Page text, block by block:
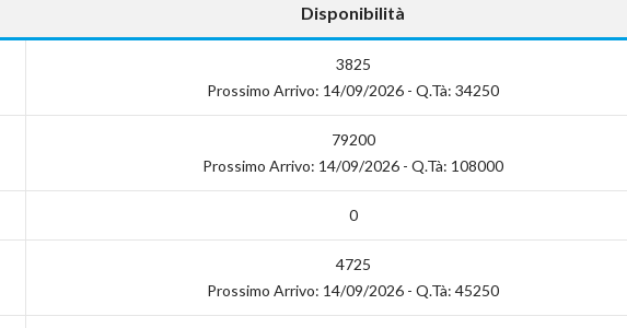
Disponibilità
3825
Prossimo Arrivo: 14/09/2026 - Q.tà: 34250
79200
Prossimo Arrivo: 14/09/2026 - Q.tà: 108000
0
4725
Prossimo Arrivo: 14/09/2026 - Q.tà: 45250